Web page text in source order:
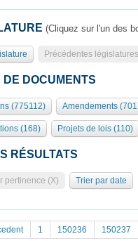
politiques
publique
et autres organes
et International
pouvoirs de l'Assemblée
de l'Assemblée
Conférence des Présidents
et chiffres clés
de référence
du palais Bourbon
à une séance
(Cliquez sur l'un des
Précédentes
DE DOCUMENTS
(775112) Amendements
(168) Projets de lois (110)
RÉSULTATS
pertinence (X) Trier par date
1 150236 150237